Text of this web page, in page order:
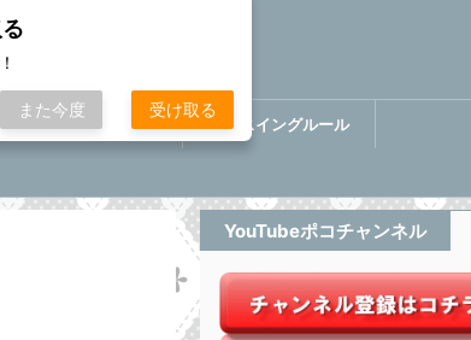
FXポコニカルマスター講 ぷちスイングルール
トレード】
YouTubeポコチャンネル
また今度 受け取る